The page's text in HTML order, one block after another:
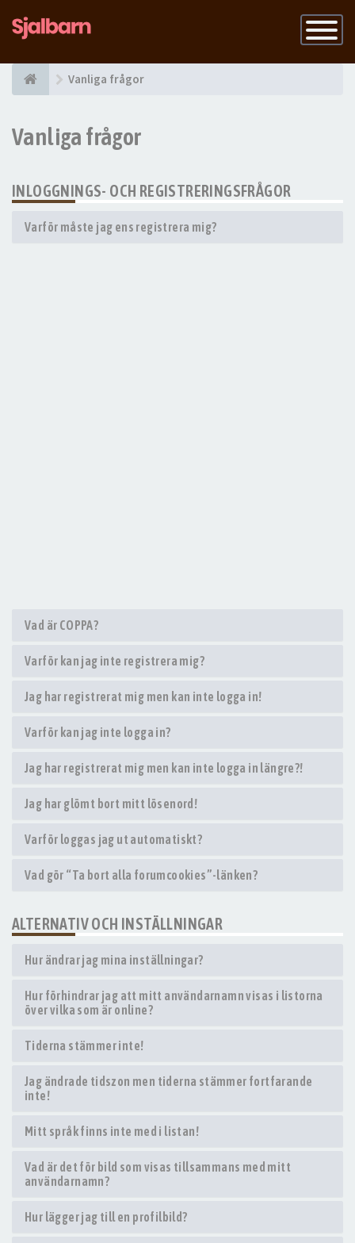
Slå
på
Vanliga frågor
Vanliga frågor
INLOGGNINGS- OCH REGISTRERINGSFRÅGOR
Varför måste jag ens registrera mig?
Vad är COPPA?
Varför kan jag inte registrera mig?
Jag har registrerat mig men kan inte logga in!
Varför kan jag inte logga in?
Jag har registrerat mig men kan inte logga in längre?!
Jag har glömt bort mitt lösenord!
Varför loggas jag ut automatiskt?
Vad gör “Ta bort alla forumcookies”-länken?
ALTERNATIV OCH INSTÄLLNINGAR
Hur ändrar jag mina inställningar?
Hur förhindrar jag att mitt användarnamn visas i listorna
över vilka som är online?
Tiderna stämmer inte!
Jag ändrade tidszon men tiderna stämmer fortfarande
inte!
Mitt språk finns inte med i listan!
Vad är det för bild som visas tillsammans med mitt
användarnamn?
Hur lägger jag till en profilbild?